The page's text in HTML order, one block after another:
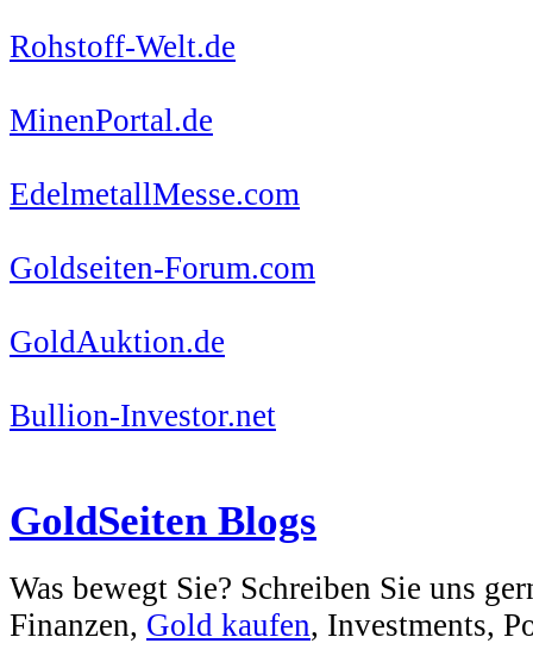
Rohstoff-Welt.de
MinenPortal.de
EdelmetallMesse.com
Goldseiten-Forum.com
GoldAuktion.de
Bullion-Investor.net
GoldSeiten Blogs
Was bewegt Sie? Schreiben Sie uns
Finanzen, Gold kaufen, Investments,